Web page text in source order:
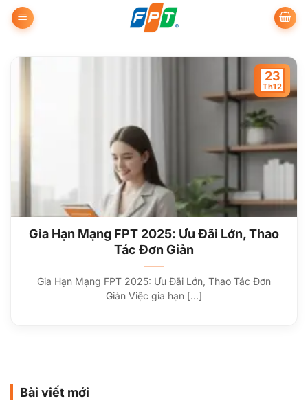
qua
dung
Gia Hạn Mạng FPT 2025: Ưu Đãi Lớn, Thao
Tác Đơn Giản
Gia Hạn Mạng FPT 2025: Ưu Đãi Lớn, Thao Tác Đơn
Giản Việc gia hạn [...]
23
Th12
Bài viết mới